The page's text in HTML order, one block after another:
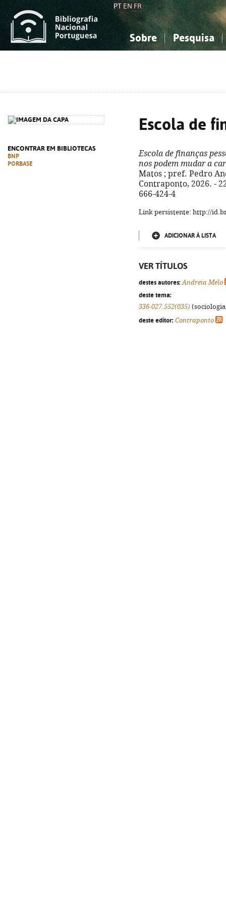
PT EN FR
Sobre Pesquisa
ENCONTRAR EM BIBLIOTECAS
BNP
PORBASE
Escola de
Escola de finanças
nos podem mudar a
Matos ; pref. Pedro
Contraponto, 2026. -
666-424-4
Link persistente: http://
ADICIONAR À LISTA
VER TÍTULOS
destes autores: Andreia Melo
deste tema:
336-027.552(035)
deste editor: Contraponto